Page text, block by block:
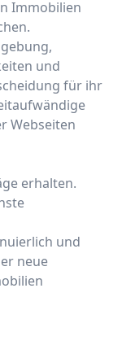
Immobilien
und
für ihr
Webseiten
erhalten.
und
neue